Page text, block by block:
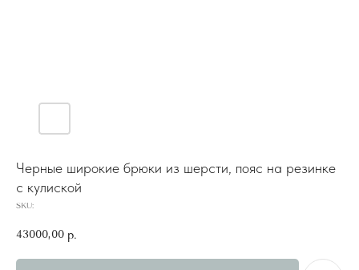
Черные широкие брюки из шерсти, пояс на резинке
с кулиской
SKU:
43000,00 р.